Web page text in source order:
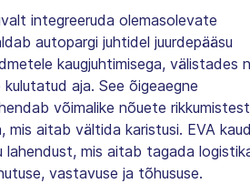
integreeruda olemasolevate
autopargi juhtidel juurdepääsu
kaugjuhtimisega, välistades
aja. See õigeaegne
võimalike nõuete rikkumistest
mis aitab vältida karistusi. EVA
lahendust, mis aitab tagada
vastavuse ja tõhususe.